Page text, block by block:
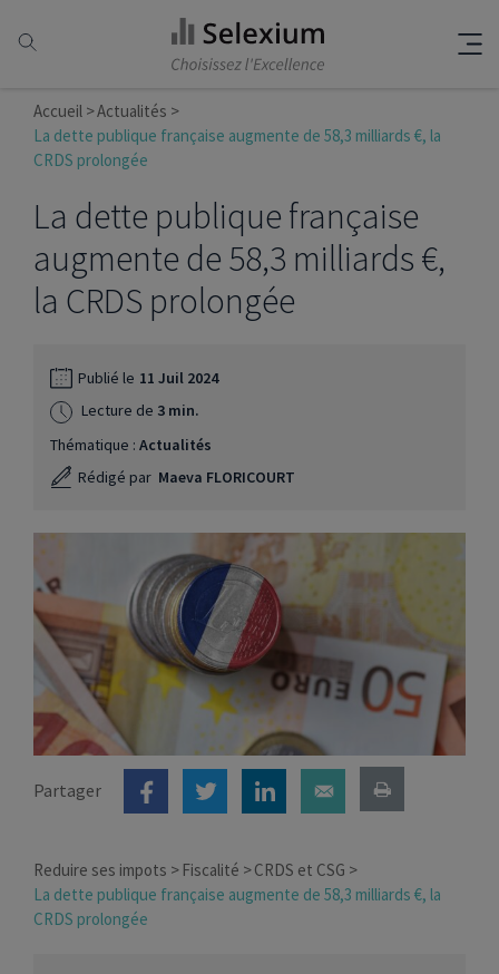
Accueil
Actualités
La dette publique française augmente de 58,3 milliards €, la
CRDS prolongée
La dette publique française
augmente de 58,3 milliards €,
la CRDS prolongée
Publié le 11 Juil 2024
Lecture de 3 min.
Thématique : Actualités
Rédigé par Maeva FLORICOURT
Partager
Reduire ses impots Fiscalité
CRDS et CSG
La dette publique française augmente de 58,3 milliards €, la
CRDS prolongée